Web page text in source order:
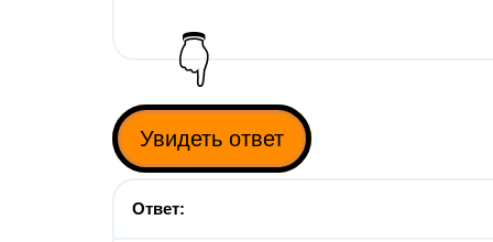
👇
Увидеть ответ
Ответ: